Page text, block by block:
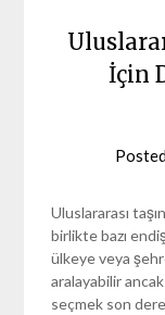
İçin
Uluslararası
birlikte bazı
ülkeye veya
aralayabilir
seçmek son